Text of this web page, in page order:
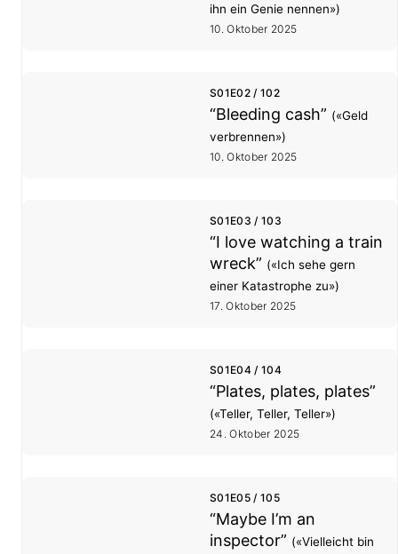
ihn ein Genie nennen»)
10. Oktober 2025
S01E02 / 102
“Bleeding cash” («Geld
verbrennen»)
10. Oktober 2025
S01E03 / 103
“I love watching a train
wreck” («Ich sehe gern
einer Katastrophe zu»)
17. Oktober 2025
S01E04 / 104
“Plates, plates, plates”
(«Teller, Teller, Teller»)
24. Oktober 2025
S01E05 / 105
“Maybe I’m an
inspector” («Vielleicht bin